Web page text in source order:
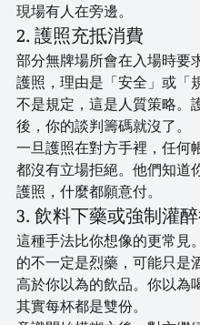
現場有人在旁邊。
2. 護照充抵消費
部分無牌場所會在入場時要
護照，理由是「安全」或「
不是規定，這是人質策略。
後，你的談判籌碼就沒了。
一旦護照在對方手裡，任何
都沒有立場拒絕。他們知道
護照，什麼都願意付。
3. 飲料下藥或強制灌
這種手法比你想像的更常見
的不一定是烈藥，可能只是
高於你以為的飲品。你以為
其實每杯都是雙份。